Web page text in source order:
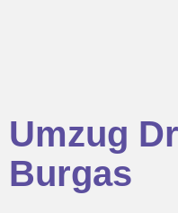
Umzug
Burgas